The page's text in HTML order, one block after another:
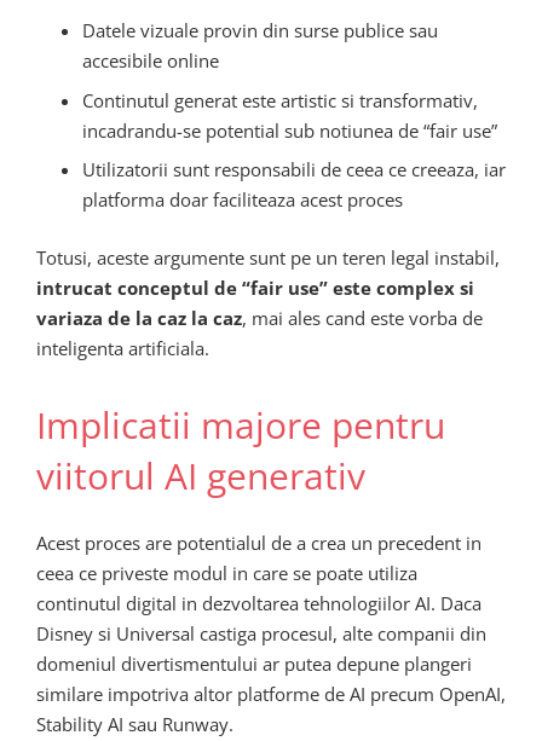
Datele vizuale provin din surse publice sau
accesibile online
Continutul generat este artistic si transformativ,
incadrandu-se potential sub notiunea de “fair use”
Utilizatorii sunt responsabili de ceea ce creeaza, iar
platforma doar faciliteaza acest proces
Totusi, aceste argumente sunt pe un teren legal instabil,
intrucat conceptul de “fair use” este complex si
variaza de la caz la caz, mai ales cand este vorba de
inteligenta artificiala.
Implicatii majore pentru
viitorul AI generativ
Acest proces are potentialul de a crea un precedent in
ceea ce priveste modul in care se poate utiliza
continutul digital in dezvoltarea tehnologiilor AI. Daca
Disney si Universal castiga procesul, alte companii din
domeniul divertismentului ar putea depune plangeri
similare impotriva altor platforme de AI precum OpenAI,
Stability AI sau Runway.